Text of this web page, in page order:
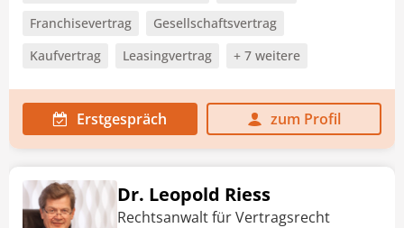
Franchisevertrag
Gesellschaftsvertrag
Kaufvertrag
Leasingvertrag + 7 weitere
Erstgespräch zum Profil
Dr. Leopold Riess
Rechtsanwalt für Vertragsrecht